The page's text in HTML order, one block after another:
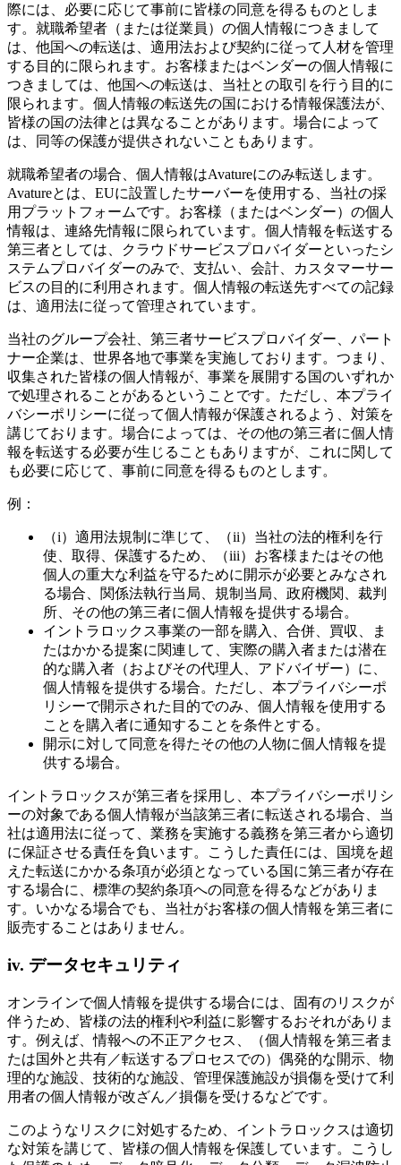
際には、必要に応じて事前に皆様の同意を得るものとしま
す。就職希望者（または従業員）の個人情報につきまして
は、他国への転送は、適用法および契約に従って人材を管理
する目的に限られます。お客様またはベンダーの個人情報に
つきましては、他国への転送は、当社との取引を行う目的に
限られます。個人情報の転送先の国における情報保護法が、
皆様の国の法律とは異なることがあります。場合によって
は、同等の保護が提供されないこともあります。
就職希望者の場合、個人情報はAvatureにのみ転送します。
Avatureとは、EUに設置したサーバーを使用する、当社の採
用プラットフォームです。お客様（またはベンダー）の個人
情報は、連絡先情報に限られています。個人情報を転送する
第三者としては、クラウドサービスプロバイダーといったシ
ステムプロバイダーのみで、支払い、会計、カスタマーサー
ビスの目的に利用されます。個人情報の転送先すべての記録
は、適用法に従って管理されています。
当社のグループ会社、第三者サービスプロバイダー、パート
ナー企業は、世界各地で事業を実施しております。つまり、
収集された皆様の個人情報が、事業を展開する国のいずれか
で処理されることがあるということです。ただし、本プライ
バシーポリシーに従って個人情報が保護されるよう、対策を
講じております。場合によっては、その他の第三者に個人情
報を転送する必要が生じることもありますが、これに関して
も必要に応じて、事前に同意を得るものとします。
例：
（i）適用法規制に準じて、（ii）当社の法的権利を行
使、取得、保護するため、（iii）お客様またはその他
個人の重大な利益を守るために開示が必要とみなされ
る場合、関係法執行当局、規制当局、政府機関、裁判
所、その他の第三者に個人情報を提供する場合。
イントラロックス事業の一部を購入、合併、買収、ま
たはかかる提案に関連して、実際の購入者または潜在
的な購入者（およびその代理人、アドバイザー）に、
個人情報を提供する場合。ただし、本プライバシーポ
リシーで開示された目的でのみ、個人情報を使用する
ことを購入者に通知することを条件とする。
開示に対して同意を得たその他の人物に個人情報を提
供する場合。
イントラロックスが第三者を採用し、本プライバシーポリシ
ーの対象である個人情報が当該第三者に転送される場合、当
社は適用法に従って、業務を実施する義務を第三者から適切
に保証させる責任を負います。こうした責任には、国境を超
えた転送にかかる条項が必須となっている国に第三者が存在
する場合に、標準の契約条項への同意を得るなどがありま
す。いかなる場合でも、当社がお客様の個人情報を第三者に
販売することはありません。
iv. データセキュリティ
オンラインで個人情報を提供する場合には、固有のリスクが
伴うため、皆様の法的権利や利益に影響するおそれがありま
す。例えば、情報への不正アクセス、（個人情報を第三者ま
たは国外と共有／転送するプロセスでの）偶発的な開示、物
理的な施設、技術的な施設、管理保護施設が損傷を受けて利
用者の個人情報が改ざん／損傷を受けるなどです。
このようなリスクに対処するため、イントラロックスは適切
な対策を講じて、皆様の個人情報を保護しています。こうし